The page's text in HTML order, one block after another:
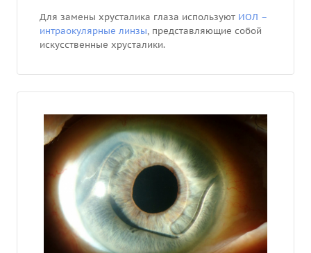
Для замены хрусталика глаза используют ИОЛ –
интраокулярные линзы, представляющие собой
искусственные хрусталики.